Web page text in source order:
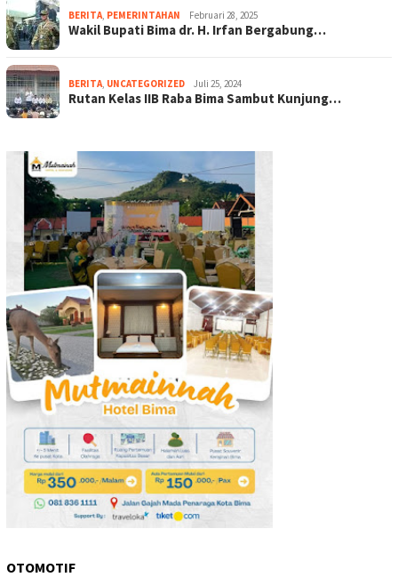
BERITA, PEMERINTAHAN Februari 28, 2025
Wakil Bupati Bima dr. H. Irfan Bergabung…
BERITA, UNCATEGORIZED Juli 25, 2024
Rutan Kelas IIB Raba Bima Sambut Kunjung…
OTOMOTIF